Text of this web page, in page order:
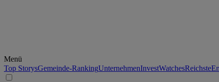
Menü
Top StorysGemeinde-RankingUnternehmenInvestWatchesReichste